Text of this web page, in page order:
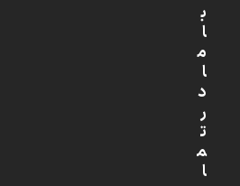
ب
ا
م
ا
د
ر
ت
م
ا